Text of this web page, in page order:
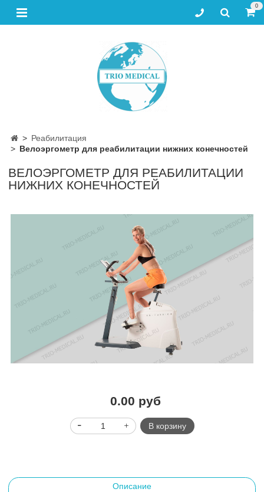
0
Реабилитация
Велоэргометр для реабилитации нижних конечностей
ВЕЛОЭРГОМЕТР ДЛЯ РЕАБИЛИТАЦИИ
НИЖНИХ КОНЕЧНОСТЕЙ
0.00 руб
В корзину
Описание